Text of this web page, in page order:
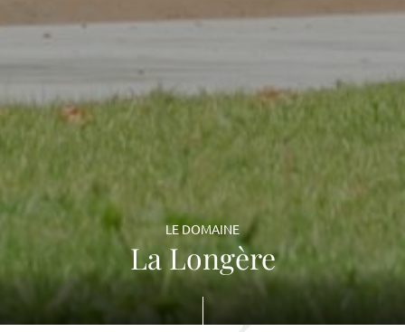
LE DOMAINE
La Longère